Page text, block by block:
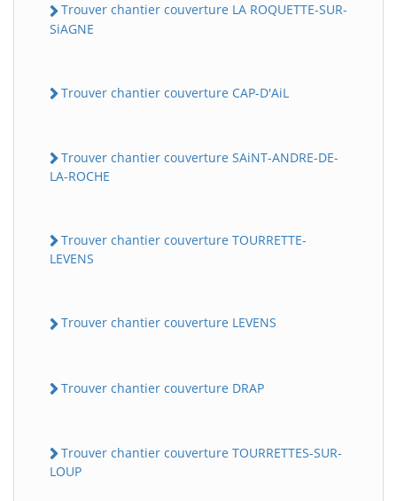
Trouver chantier couverture LA ROQUETTE-SUR-
SiAGNE
Trouver chantier couverture CAP-D'AiL
Trouver chantier couverture SAiNT-ANDRE-DE-
LA-ROCHE
Trouver chantier couverture TOURRETTE-
LEVENS
Trouver chantier couverture LEVENS
Trouver chantier couverture DRAP
Trouver chantier couverture TOURRETTES-SUR-
LOUP